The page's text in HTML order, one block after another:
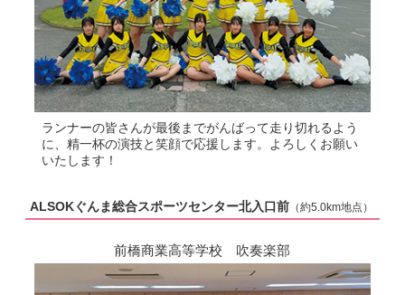
ランナーの皆さんが最後までがんばって走り切れるよう
に、精一杯の演技と笑顔で応援します。よろしくお願い
いたします！
ALSOKぐんま総合スポーツセンター北入口前 （約5.0km地点）
前橋商業高等学校 吹奏楽部